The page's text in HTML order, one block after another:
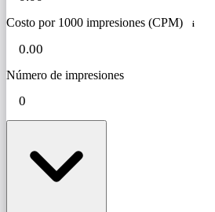
Costo por 1000 impresiones (CPM) i
Número de impresiones